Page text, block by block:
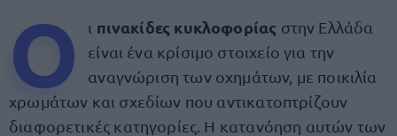
Ο ι πινακίδες κυκλοφορίας στην Ελλάδα
είναι ένα κρίσιμο στοιχείο για την
αναγνώριση των οχημάτων, με ποικιλία
χρωμάτων και σχεδίων που αντικατοπτρίζουν
διαφορετικές κατηγορίες. Η κατανόηση αυτών των